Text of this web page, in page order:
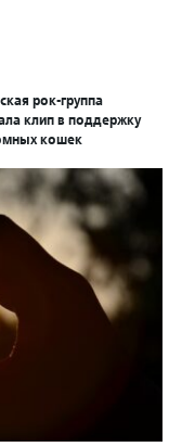
рок-группа
клип в поддержку
кошек